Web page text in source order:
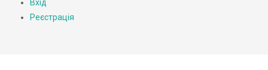
Вхід
Реєстрація